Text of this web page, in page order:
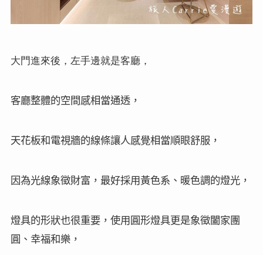
大門進來後，左手邊就是客廳，
客廳整體的空間感相當通透，
天花板和電視牆的線條讓人感覺相當順眼舒服，
因為光線象徵財富，最好採用黃色系、暖色調的燈光，
燈具的形狀也很重要，使用圓形燈具更是象徵闔家團
圓、幸福和樂，